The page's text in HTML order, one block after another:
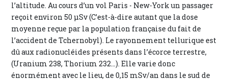
l’altitude. Au cours d’un vol Paris - New-York un passager
reçoit environ 50 µSv (C’est-à-dire autant que la dose
moyenne reçue par la population française du fait de
l’accident de Tchernobyl). Le rayonnement tellurique est
dû aux radionucléides présents dans l’écorce terrestre,
(Uranium 238, Thorium 232...). Elle varie donc
énormément avec le lieu, de 0,15 mSv/an dans le sud de